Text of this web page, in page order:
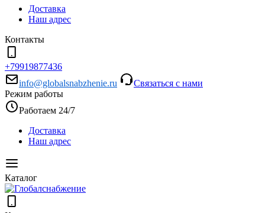
Доставка
Наш адрес
Контакты
+79919877436
info@globalsnabzhenie.ru
Связаться с нами
Режим работы
Работаем 24/7
Доставка
Наш адрес
Каталог